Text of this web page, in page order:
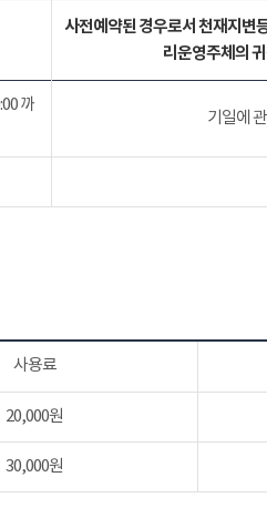
사전예약된 경우로서 천재지변
리운영주체의
까
기일에
사용료
20,000원
30,000원